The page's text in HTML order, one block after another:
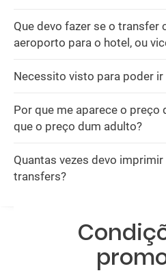
Que devo fazer se o transfer
aeroporto para o hotel, ou
Necessito visto para poder ir
Por que me aparece o preço
que o preço dum adulto?
Quantas vezes devo
transfers?